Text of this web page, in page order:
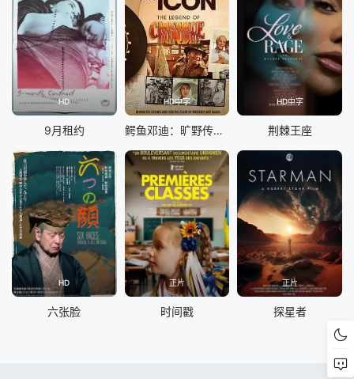
HD
9月租约
HD中字
鳄鱼邓迪：旷野传奇与浪漫之歌
HD中字
荆棘王座
HD
六张脸
正片
时间戳
正片
探星者